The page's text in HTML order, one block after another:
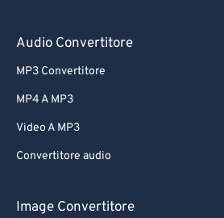
Audio Convertitore
MP3 Convertitore
MP4 A MP3
Video A MP3
Convertitore audio
Image Convertitore